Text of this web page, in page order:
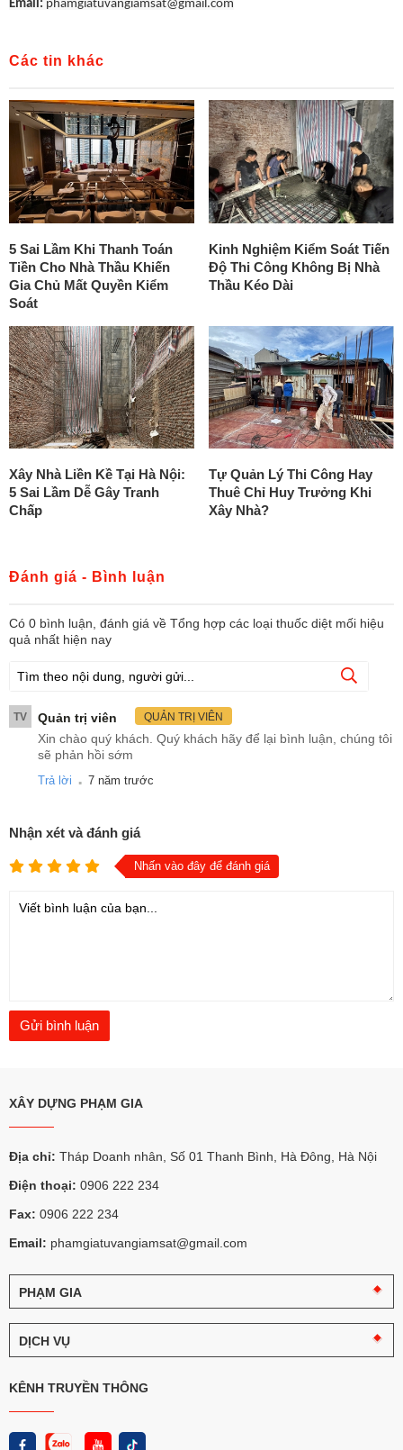
Email: phamgiatuvangiamsat@gmail.com
Các tin khác
5 Sai Lầm Khi Thanh Toán
Tiền Cho Nhà Thầu Khiến
Gia Chủ Mất Quyền Kiểm
Soát
Kinh Nghiệm Kiểm Soát Tiến
Độ Thi Công Không Bị Nhà
Thầu Kéo Dài
Xây Nhà Liền Kề Tại Hà Nội:
5 Sai Lầm Dễ Gây Tranh
Chấp
Tự Quản Lý Thi Công Hay
Thuê Chỉ Huy Trưởng Khi
Xây Nhà?
Đánh giá - Bình luận
Có 0 bình luận, đánh giá về Tổng hợp các loại thuốc diệt mối hiệu
quả nhất hiện nay
TV Quản trị viên QUẢN TRỊ VIÊN
Xin chào quý khách. Quý khách hãy để lại bình luận, chúng tôi
sẽ phản hồi sớm
Trả lời . 7 năm trước
Nhận xét và đánh giá
Nhấn vào đây để đánh giá
XÂY DỰNG PHẠM GIA
Địa chỉ: Tháp Doanh nhân, Số 01 Thanh Bình, Hà Đông, Hà Nội
Điện thoại: 0906 222 234
Fax: 0906 222 234
Email: phamgiatuvangiamsat@gmail.com
PHẠM GIA
chuyện
Phạm
Logo
và
diện
DỊCH VỤ
vấn
sát
Thi
KÊNH TRUYỀN THÔNG